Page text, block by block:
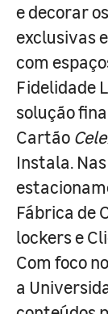
e decorar
exclusivas
com
Fidelidade
solução
Cartão
Instala.
Fábrica de
lockers e
Com foco
a